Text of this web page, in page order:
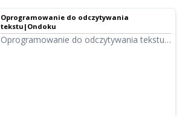
Oprogramowanie do odczytywania
tekstu|Ondoku
Oprogramowanie do odczytywania tekstu